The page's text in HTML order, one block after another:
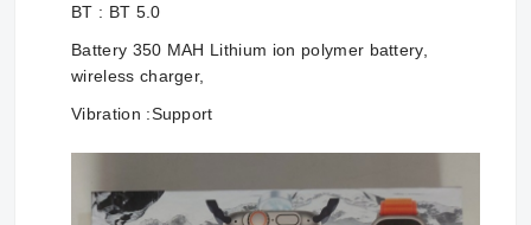
BT : BT 5.0
Battery 350 MAH Lithium ion polymer battery,
wireless charger,
Vibration :Support